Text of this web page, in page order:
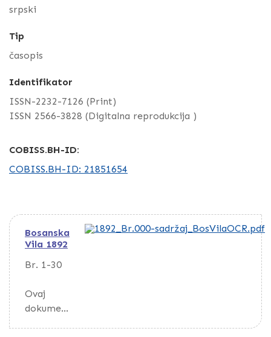
srpski
Tip
časopis
Identifikator
ISSN-2232-7126 (Print)
ISSN 2566-3828 (Digitalna reprodukcija )
COBISS.BH-ID:
COBISS.BH-ID: 21851654
Bosanska
Vila 1892
Br. 1-30
Ovaj
dokumen